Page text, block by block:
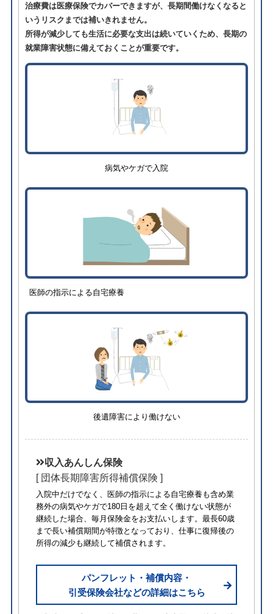
治療費は医療保険でカバーできますが、長期間働けなくなると
いうリスクまでは補いきれません。
所得が減少しても生活に必要な支出は続いていくため、長期の
就業障害状態に備えておくことが重要です。
病気やケガで入院
医師の指示による自宅療養
後遺障害により働けない
収入あんしん保険
[ 団体長期障害所得補償保険 ]
入院中だけでなく、医師の指示による自宅療養も含め業
務外の病気やケガで180日を超えて全く働けない状態が
継続した場合、毎月保険金をお支払いします。最長60歳
まで長い補償期間が特徴となっており、仕事に復帰後の
所得の減少も継続して補償されます。
パンフレット・補償内容・
引受保険会社などの詳細はこちら